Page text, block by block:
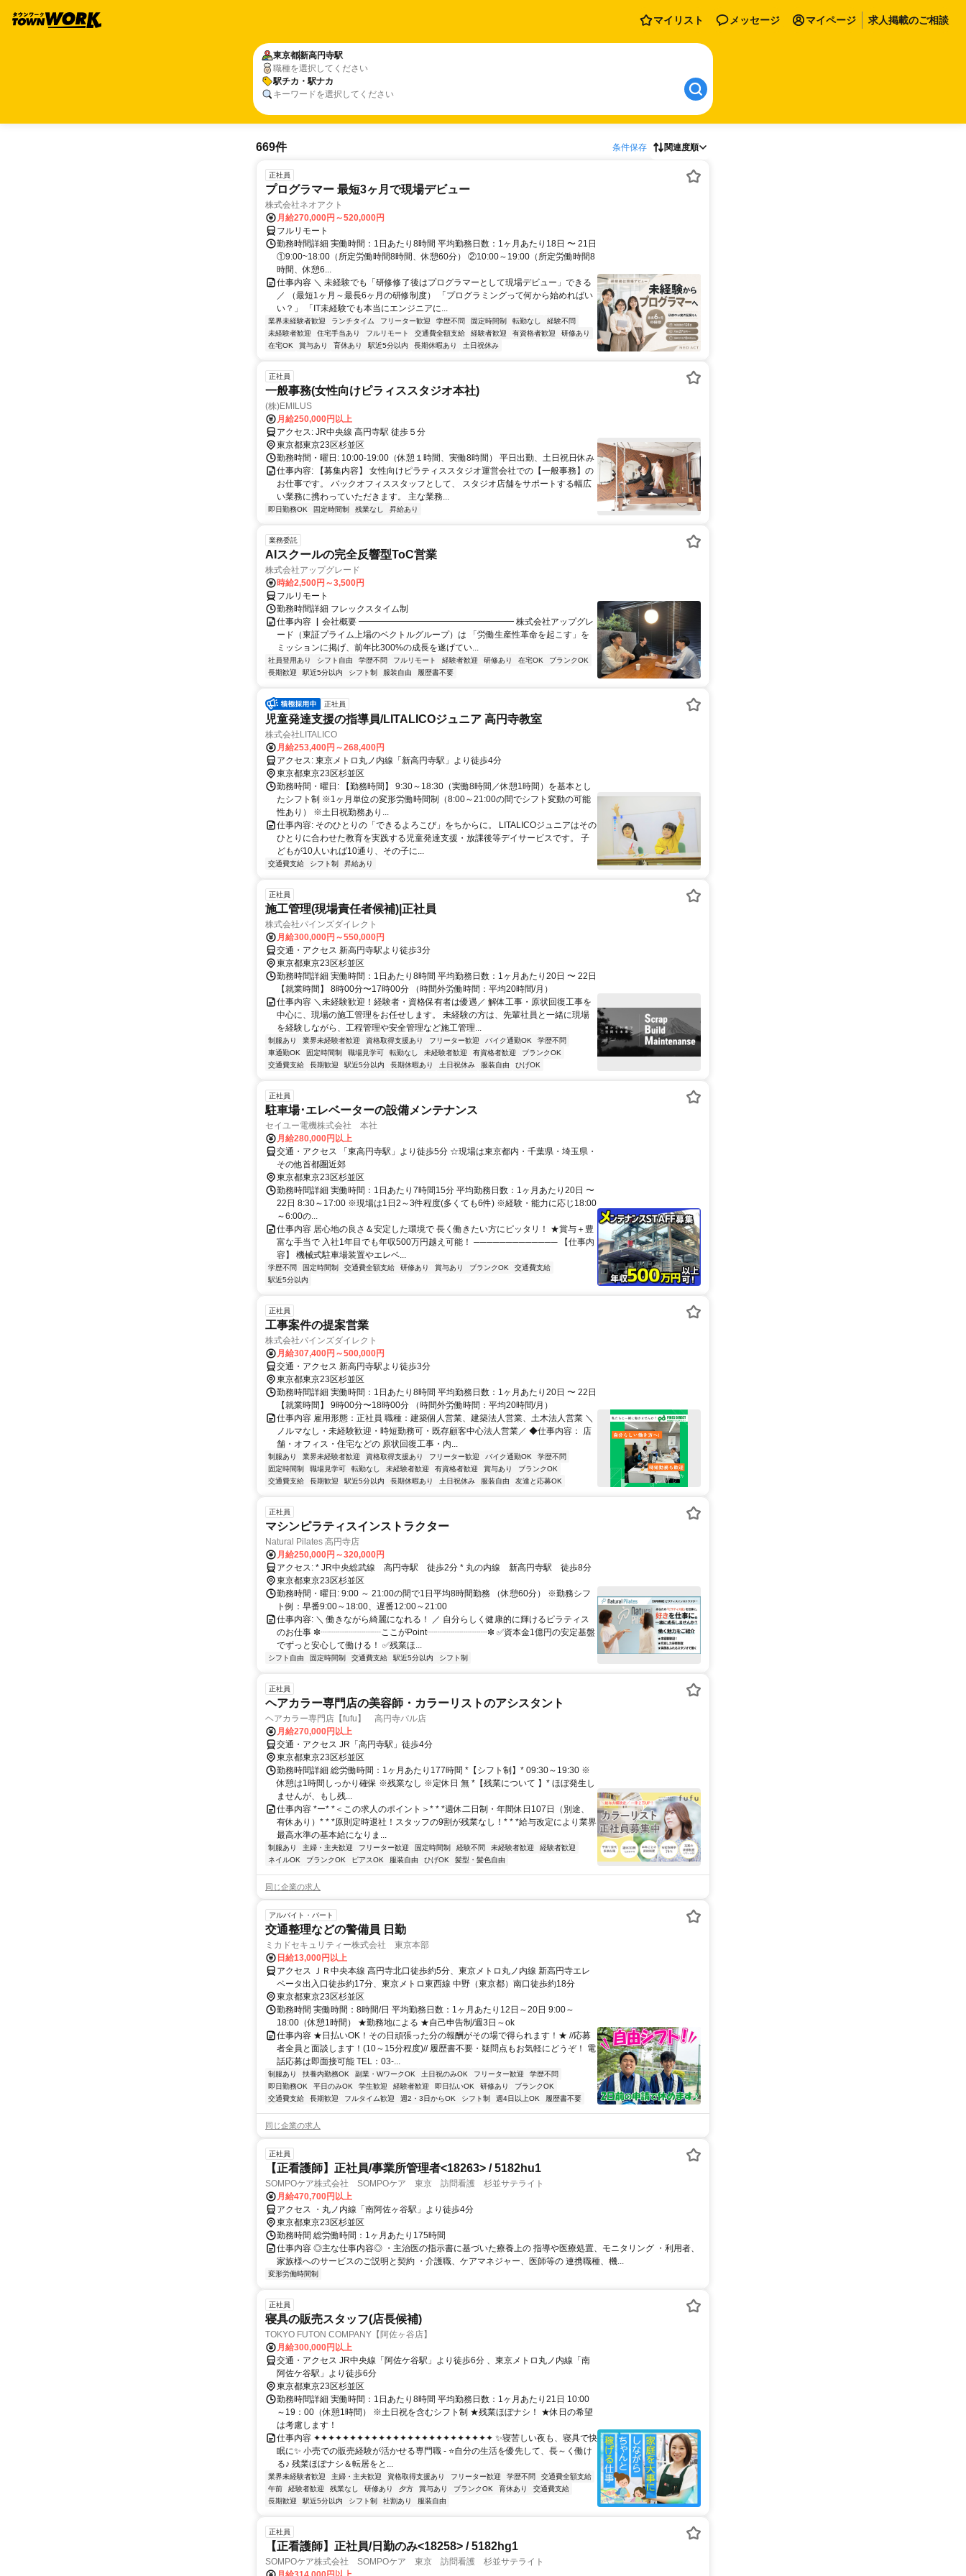
マイリスト メッセージ マイページ 求人掲載のご相談
東京都新高円寺駅
職種を選択してください
駅チカ・駅ナカ
キーワードを選択してください
669件 条件保存 関連度順
正社員
プログラマー 最短3ヶ月で現場デビュー
株式会社ネオアクト
月給270,000円～520,000円
フルリモート
勤務時間詳細 実働時間：1日あたり8時間 平均勤務日数：1ヶ月あたり18日 〜 21日
①9:00~18:00（所定労働時間8時間、休憩60分） ②10:00～19:00（所定労働時間8
時間、休憩6...
仕事内容 ＼ 未経験でも「研修修了後はプログラマーとして現場デビュー」できる
／ （最短1ヶ月～最長6ヶ月の研修制度） 「プログラミングって何から始めればい
い？」 「IT未経験でも本当にエンジニアに...
業界未経験者歓迎 ランチタイム フリーター歓迎 学歴不問 固定時間制 転勤なし
経験不問
未経験者歓迎
住宅手当あり フルリモート 交通費全額支給 経験者歓迎 有資格者歓迎
研修あり
在宅OK
賞与あり 育休あり 駅近5分以内 長期休暇あり 土日祝休み
正社員
一般事務(女性向けピラィススタジオ本社)
(株)EMILUS
月給250,000円以上
アクセス: JR中央線 高円寺駅 徒歩５分
東京都東京23区杉並区
勤務時間・曜日: 10:00-19:00（休憩１時間、実働8時間） 平日出勤、土日祝日休み
仕事内容: 【募集内容】 女性向けピラティススタジオ運営会社での【一般事務】の
お仕事です。 バックオフィススタッフとして、 スタジオ店舗をサポートする幅広
い業務に携わっていただきます。 主な業務...
即日勤務OK 固定時間制 残業なし 昇給あり
業務委託
AIスクールの完全反響型ToC営業
株式会社アップグレード
時給2,500円～3,500円
フルリモート
勤務時間詳細 フレックスタイム制
仕事内容 ▏会社概要 ━━━━━━━━━━━━━━━━━━ 株式会社アップグレ
ード（東証プライム上場のベクトルグループ）は 「労働生産性革命を起こす」を
ミッションに掲げ、前年比300%の成長を遂げてい...
社員登用あり シフト自由 学歴不問 フルリモート 経験者歓迎 研修あり 在宅OK
ブランクOK
長期歓迎
駅近5分以内 シフト制 服装自由 履歴書不要
正社員
児童発達支援の指導員/LITALICOジュニア 高円寺教室
株式会社LITALICO
月給253,400円～268,400円
アクセス: 東京メトロ丸ノ内線「新高円寺駅」より徒歩4分
東京都東京23区杉並区
勤務時間・曜日: 【勤務時間】 9:30～18:30（実働8時間／休憩1時間）を基本とし
たシフト制 ※1ヶ月単位の変形労働時間制（8:00～21:00の間でシフト変動の可能
性あり） ※土日祝勤務あり...
仕事内容: そのひとりの「できるよろこび」をちからに。 LITALICOジュニアはその
ひとりに合わせた教育を実践する児童発達支援・放課後等デイサービスです。 子
どもが10人いれば10通り、その子に...
交通費支給 シフト制 昇給あり
正社員
施工管理(現場責任者候補)|正社員
株式会社パインズダイレクト
月給300,000円～550,000円
交通・アクセス 新高円寺駅より徒歩3分
東京都東京23区杉並区
勤務時間詳細 実働時間：1日あたり8時間 平均勤務日数：1ヶ月あたり20日 〜 22日
【就業時間】 8時00分〜17時00分 （時間外労働時間：平均20時間/月）
仕事内容 ＼未経験歓迎！経験者・資格保有者は優遇／ 解体工事・原状回復工事を
中心に、現場の施工管理をお任せします。 未経験の方は、先輩社員と一緒に現場
を経験しながら、工程管理や安全管理など施工管理...
制服あり 業界未経験者歓迎 資格取得支援あり フリーター歓迎 バイク通勤OK
学歴不問
車通勤OK
固定時間制 職場見学可 転勤なし 未経験者歓迎 有資格者歓迎
ブランクOK
交通費支給
長期歓迎 駅近5分以内 長期休暇あり 土日祝休み 服装自由 ひげOK
正社員
駐車場･エレベーターの設備メンテナンス
セイユー電機株式会社 本社
月給280,000円以上
交通・アクセス 「東高円寺駅」より徒歩5分 ☆現場は東京都内・千葉県・埼玉県・
その他首都圏近郊
東京都東京23区杉並区
勤務時間詳細 実働時間：1日あたり7時間15分 平均勤務日数：1ヶ月あたり20日 〜
22日 8:30～17:00 ※現場は1日2～3件程度(多くても6件) ※経験・能力に応じ18:00
～6:00の...
仕事内容 居心地の良さ＆安定した環境で 長く働きたい方にピッタリ！ ★賞与＋豊
富な手当で 入社1年目でも年収500万円越え可能！ ───────────── 【仕事内
容】 機械式駐車場装置やエレベ...
学歴不問 固定時間制 交通費全額支給 研修あり 賞与あり ブランクOK
交通費支給
駅近5分以内
正社員
工事案件の提案営業
株式会社パインズダイレクト
月給307,400円～500,000円
交通・アクセス 新高円寺駅より徒歩3分
東京都東京23区杉並区
勤務時間詳細 実働時間：1日あたり8時間 平均勤務日数：1ヶ月あたり20日 〜 22日
【就業時間】 9時00分〜18時00分 （時間外労働時間：平均20時間/月）
仕事内容 雇用形態：正社員 職種：建築個人営業、建築法人営業、土木法人営業 ＼
ノルマなし・未経験歓迎・時短勤務可・既存顧客中心法人営業／ ◆仕事内容： 店
舗・オフィス・住宅などの 原状回復工事・内...
制服あり 業界未経験者歓迎 資格取得支援あり フリーター歓迎 バイク通勤OK
学歴不問
固定時間制
職場見学可 転勤なし 未経験者歓迎 有資格者歓迎 賞与あり
ブランクOK
交通費支給
長期歓迎 駅近5分以内 長期休暇あり 土日祝休み 服装自由 友達と応募OK
正社員
マシンピラティスインストラクター
Natural Pilates 高円寺店
月給250,000円～320,000円
アクセス: * JR中央総武線 高円寺駅 徒歩2分 * 丸の内線 新高円寺駅 徒歩8分
東京都東京23区杉並区
勤務時間・曜日: 9:00 ～ 21:00の間で1日平均8時間勤務 （休憩60分） ※勤務シフ
ト例：早番9:00～18:00、遅番12:00～21:00
仕事内容: ＼ 働きながら綺麗になれる！ ／ 自分らしく健康的に輝けるピラティス
のお仕事 ✼┈┈┈┈┈┈┈ここがPoint┈┈┈┈┈┈┈✼ ✅資本金1億円の安定基盤
でずっと安心して働ける！ ✅残業ほ...
シフト自由 固定時間制 交通費支給 駅近5分以内 シフト制
正社員
ヘアカラー専門店の美容師・カラーリストのアシスタント
ヘアカラー専門店【fufu】 高円寺パル店
月給270,000円以上
交通・アクセス JR「高円寺駅」徒歩4分
東京都東京23区杉並区
勤務時間詳細 総労働時間：1ヶ月あたり177時間 *【シフト制】* 09:30～19:30 ※
休憩は1時間しっかり確保 ※残業なし ※定休日 無 *【残業について 】* ほぼ発生し
ませんが、もし残...
仕事内容 *ー* *＜この求人のポイント＞* * *週休二日制・年間休日107日（別途、
有休あり）* * *原則定時退社！スタッフの9割が残業なし！* * *給与改定により業界
最高水準の基本給になりま...
制服あり 主婦・主夫歓迎 フリーター歓迎 固定時間制 経験不問 未経験者歓迎
経験者歓迎
ネイルOK
ブランクOK ピアスOK 服装自由 ひげOK 髪型・髪色自由
同じ企業の求人
アルバイト・パート
交通整理などの警備員 日勤
ミカドセキュリティー株式会社 東京本部
日給13,000円以上
アクセス ＪＲ中央本線 高円寺北口徒歩約5分、東京メトロ丸ノ内線 新高円寺エレ
ベータ出入口徒歩約17分、東京メトロ東西線 中野（東京都）南口徒歩約18分
東京都東京23区杉並区
勤務時間 実働時間：8時間/日 平均勤務日数：1ヶ月あたり12日～20日 9:00～
18:00（休憩1時間） ★勤務地による ★自己申告制/週3日～ok
仕事内容 ★日払いOK！その日頑張った分の報酬がその場で得られます！★ //応募
者全員と面談します！(10～15分程度)// 履歴書不要・疑問点もお気軽にどうぞ！ 電
話応募は即面接可能 TEL：03-...
制服あり 扶養内勤務OK 副業・WワークOK 土日祝のみOK フリーター歓迎
学歴不問
即日勤務OK
平日のみOK 学生歓迎 経験者歓迎 即日払いOK 研修あり
ブランクOK
交通費支給
長期歓迎 フルタイム歓迎 週2・3日からOK シフト制 週4日以上OK 履歴書不要
同じ企業の求人
正社員
【正看護師】正社員/事業所管理者<18263> / 5182hu1
SOMPOケア株式会社 SOMPOケア 東京 訪問看護 杉並サテライト
月給470,700円以上
アクセス ・丸ノ内線「南阿佐ヶ谷駅」より徒歩4分
東京都東京23区杉並区
勤務時間 総労働時間：1ヶ月あたり175時間
仕事内容 ◎主な仕事内容◎ ・主治医の指示書に基づいた療養上の 指導や医療処置、モニタリング ・利用者、
家族様へのサービスのご説明と契約 ・介護職、ケアマネジャー、医師等の 連携職種、機...
変形労働時間制
正社員
寝具の販売スタッフ(店長候補)
TOKYO FUTON COMPANY【阿佐ヶ谷店】
月給300,000円以上
交通・アクセス JR中央線「阿佐ケ谷駅」より徒歩6分 、東京メトロ丸ノ内線「南
阿佐ケ谷駅」より徒歩6分
東京都東京23区杉並区
勤務時間詳細 実働時間：1日あたり8時間 平均勤務日数：1ヶ月あたり21日 10:00
～19：00（休憩1時間） ※土日祝を含むシフト制 ★残業ほぼナシ！ ★休日の希望
は考慮します！
仕事内容 ✦✦✦✦✦✦✦✦✦✦✦✦✦✦✦✦✦✦✦✦✦✦✦✦✦ ✨寝苦しい夜も、寝具で快
眠に✨ 小売での販売経験が活かせる専門職 - ⭐自分の生活を優先して、長～く働け
る♪ 残業ほぼナシ＆転居をと...
業界未経験者歓迎 主婦・主夫歓迎 資格取得支援あり フリーター歓迎 学歴不問
交通費全額支給
午前
経験者歓迎 残業なし 研修あり 夕方 賞与あり ブランクOK 育休あり
交通費支給
長期歓迎
駅近5分以内 シフト制 社割あり 服装自由
正社員
【正看護師】正社員/日勤のみ<18258> / 5182hg1
SOMPOケア株式会社 SOMPOケア 東京 訪問看護 杉並サテライト